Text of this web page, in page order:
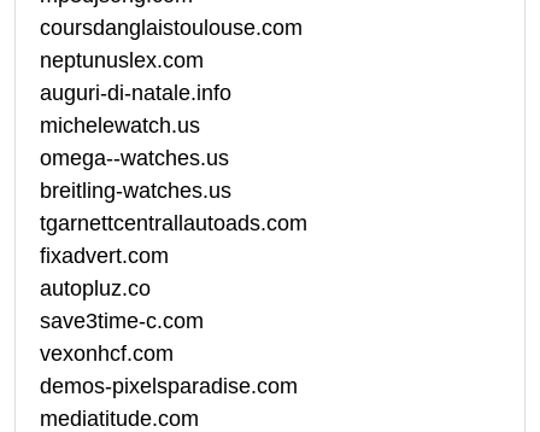
coursdanglaistoulouse.com
neptunuslex.com
auguri-di-natale.info
michelewatch.us
omega--watches.us
breitling-watches.us
tgarnettcentrallautoads.com
fixadvert.com
autopluz.co
save3time-c.com
vexonhcf.com
demos-pixelsparadise.com
mediatitude.com